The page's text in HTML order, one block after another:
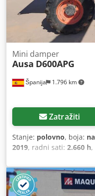
Španija 1.796 km
Mini damper
Ausa D600APG
Zatražiti
Stanje: polovno, boja:
2019, radni sati: 2.660 h
motora: Kubota Cjdpfx